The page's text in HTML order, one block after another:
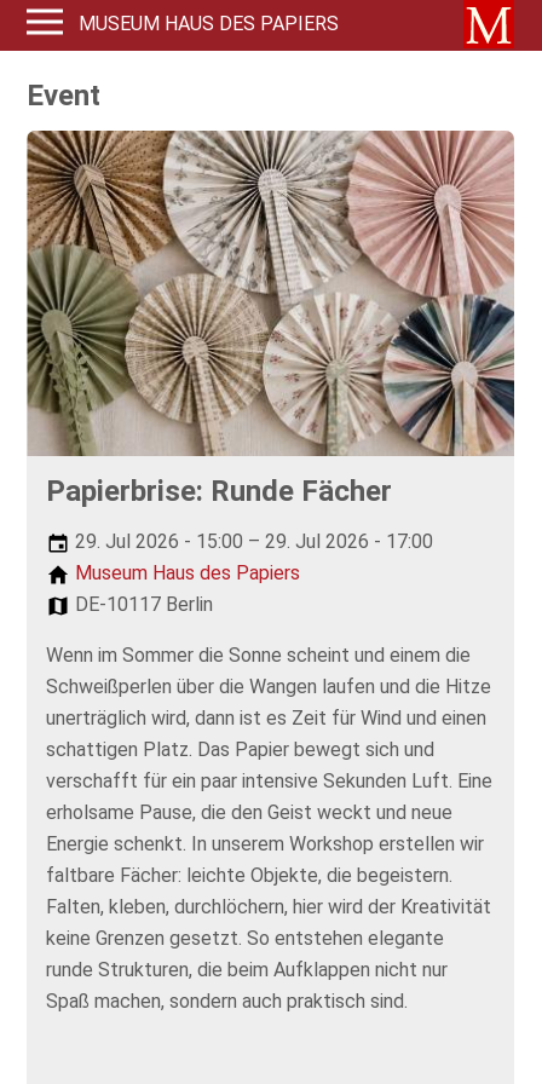
MUSEUM HAUS DES PAPIERS
Event
Papierbrise: Runde Fächer
29. Jul 2026 - 15:00 – 29. Jul 2026 - 17:00
Museum Haus des Papiers
DE-10117 Berlin
Wenn im Sommer die Sonne scheint und einem die
Schweißperlen über die Wangen laufen und die Hitze
unerträglich wird, dann ist es Zeit für Wind und einen
schattigen Platz. Das Papier bewegt sich und
verschafft für ein paar intensive Sekunden Luft. Eine
erholsame Pause, die den Geist weckt und neue
Energie schenkt. In unserem Workshop erstellen wir
faltbare Fächer: leichte Objekte, die begeistern.
Falten, kleben, durchlöchern, hier wird der Kreativität
keine Grenzen gesetzt. So entstehen elegante
runde Strukturen, die beim Aufklappen nicht nur
Spaß machen, sondern auch praktisch sind.